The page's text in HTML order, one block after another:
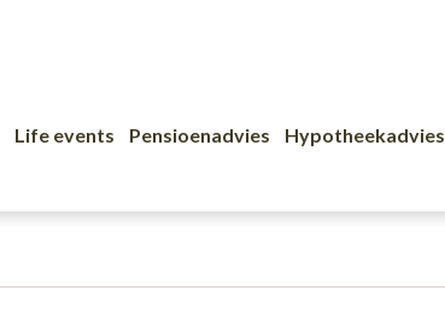
Life events Pensioenadvies Hypotheekadvies